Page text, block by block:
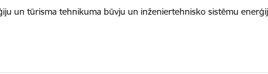
un tūrisma tehnikuma būvju un inženiertehnisko sistēmu